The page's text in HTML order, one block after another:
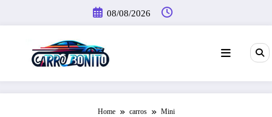
o
08/08/2026
Home carros Mini